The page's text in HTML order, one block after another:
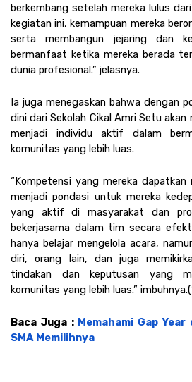
berkembang setelah mereka lulus
kegiatan ini, kemampuan mereka
serta membangun jejaring dan
bermanfaat ketika mereka berada
dunia profesional.” jelasnya.
Ia juga menegaskan bahwa dengan
dini dari Sekolah Cikal Amri Setu
menjadi individu aktif dalam
komunitas yang lebih luas.
“Kompetensi yang mereka
menjadi pondasi untuk mereka
yang aktif di masyarakat dan
bekerjasama dalam tim secara
hanya belajar mengelola acara,
diri, orang lain, dan juga
tindakan dan keputusan yang
komunitas yang lebih luas.”
Baca Juga : Memahami Gap
SMA Memilihnya